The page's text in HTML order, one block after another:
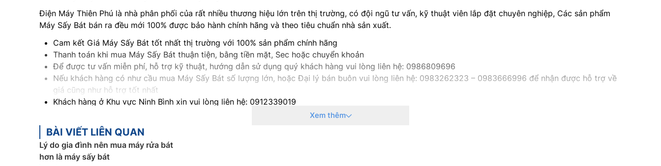
Điện Máy Thiên Phú là nhà phân phối của rất nhiều thương hiệu lớn trên thị trường, có đội ngũ tư vấn, kỹ thuật viên lắp đặt chuyên nghiệp, Các sản phẩm
Máy Sấy Bát bán ra đều mới 100% được bảo hành chính hãng và theo tiêu chuẩn nhà sản xuất.
Cam kết Giá Máy Sấy Bát tốt nhất thị trường với 100% sản phẩm chính hãng
Thanh toán khi mua Máy Sấy Bát thuận tiện, bằng tiền mặt, Sec hoặc chuyển khoản
Để được tư vấn miễn phí, hỗ trợ kỹ thuật, hướng dẫn sử dụng quý khách hàng vui lòng liên hệ: 0986809696
Nếu khách hàng có như cầu mua Máy Sấy Bát số lượng lớn, hoặc Đại lý bán buôn vui lòng liên hệ: 0983262323 – 0983666996 để nhận được hỗ trợ về
giá cũng như hỗ trợ tốt nhất
Khách hàng ở Khu vực Ninh Bình xin vui lòng liên hệ: 0912339019
Khách hàng ở Khu vực Lạng Sơn xin vui lòng liên hệ: 0983666996
Khách hàng ở Khu vực Hòa Bình xin vui lòng liên hệ: 0983666996
Khách hàng ở Khu vực Thanh Hóa xin vui lòng liên hệ: 0983666996
Khách hàng ở Khu vực Bắc Giang xin vui lòng liên hệ: 0983666996
Xem thêm
BÀI VIẾT LIÊN QUAN
Lý do gia đình nên mua máy rửa bát
hơn là máy sấy bát